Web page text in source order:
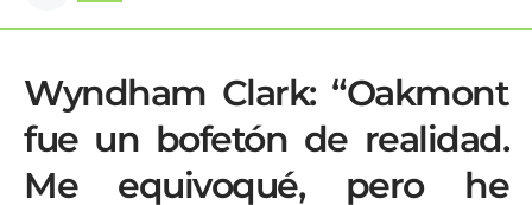
Wyndham Clark: “Oakmont
fue un bofetón de realidad.
Me equivoqué, pero he